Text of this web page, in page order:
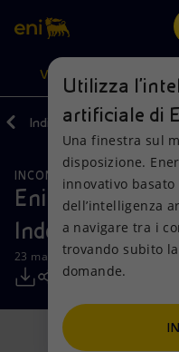
Cerca
scopri EnergIA, la
artificiale.
VISIONE
Visione
Mission e valori
Persone e Partnership
Net Zero
Azioni
Diversificazione
Tecnologie per la
Collaborazioni per
Prodotti
Casa
Imprese
Mobilità
Indietro Media
INCONTRI E ACCORDI
Eni si aggiudica
Indonesia
23 maggio 2011 - 11:00 CEST
Utilizza
artificiale di
Una finestra sul
disposizione.
innovativo
dell’intelligenza
a navigare tra i
trovando subito
domande.